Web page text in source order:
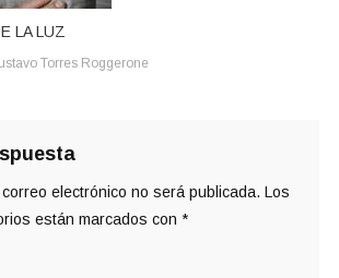
LA LUZ
Torres Roggerone
electrónico no será publicada. Los
están marcados con *